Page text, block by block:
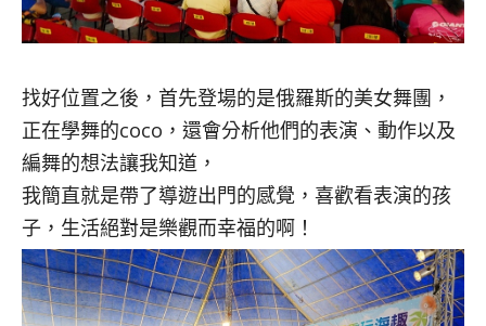
找好位置之後，首先登場的是俄羅斯的美女舞團，
正在學舞的coco，還會分析他們的表演、動作以及
編舞的想法讓我知道，
我簡直就是帶了導遊出門的感覺，喜歡看表演的孩
子，生活絕對是樂觀而幸福的啊！